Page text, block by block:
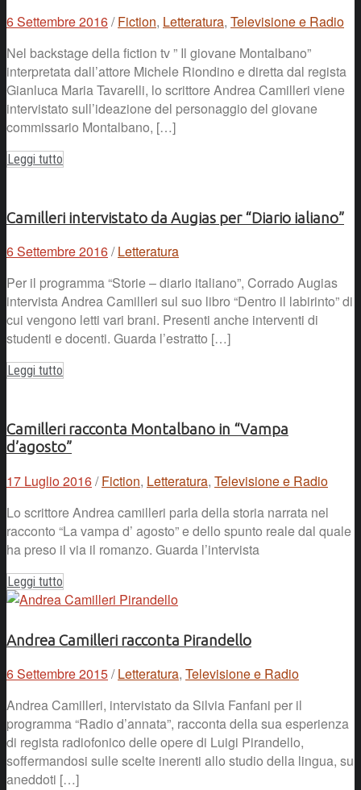
6 Settembre 2016/ Fiction, Letteratura, Televisione e Radio
Nel backstage della fiction tv ” Il giovane Montalbano”
interpretata dall’attore Michele Riondino e diretta dal regista
Gianluca Maria Tavarelli, lo scrittore Andrea Camilleri viene
intervistato sull’ideazione del personaggio del giovane
commissario Montalbano, […]
Leggi tutto
Camilleri intervistato da Augias per “Diario ialiano”
6 Settembre 2016/ Letteratura
Per il programma “Storie – diario italiano”, Corrado Augias
intervista Andrea Camilleri sul suo libro “Dentro il labirinto” di
cui vengono letti vari brani. Presenti anche interventi di
studenti e docenti. Guarda l’estratto […]
Leggi tutto
Camilleri racconta Montalbano in “Vampa
d’agosto”
17 Luglio 2016/ Fiction, Letteratura, Televisione e Radio
Lo scrittore Andrea camilleri parla della storia narrata nel
racconto “La vampa d’ agosto” e dello spunto reale dal quale
ha preso il via il romanzo. Guarda l’intervista
Leggi tutto
Andrea Camilleri racconta Pirandello
6 Settembre 2015/ Letteratura, Televisione e Radio
Andrea Camilleri, intervistato da Silvia Fanfani per il
programma “Radio d’annata”, racconta della sua esperienza
di regista radiofonico delle opere di Luigi Pirandello,
soffermandosi sulle scelte inerenti allo studio della lingua, su
aneddoti […]